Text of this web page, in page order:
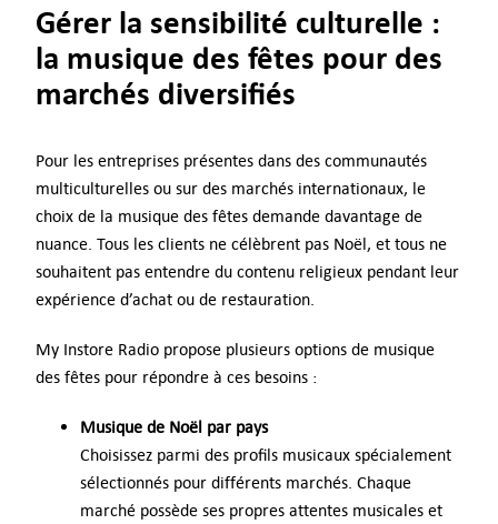
Gérer la sensibilité culturelle :
la musique des fêtes pour des
marchés diversifiés
Pour les entreprises présentes dans des communautés
multiculturelles ou sur des marchés internationaux, le
choix de la musique des fêtes demande davantage de
nuance. Tous les clients ne célèbrent pas Noël, et tous ne
souhaitent pas entendre du contenu religieux pendant leur
expérience d’achat ou de restauration.
My Instore Radio propose plusieurs options de musique
des fêtes pour répondre à ces besoins :
Musique de Noël par pays
Choisissez parmi des profils musicaux spécialement
sélectionnés pour différents marchés. Chaque
marché possède ses propres attentes musicales et